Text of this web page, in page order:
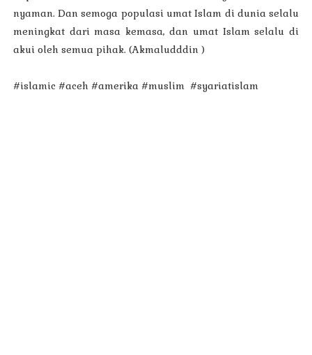
nyaman. Dan semoga populasi umat Islam di dunia selalu
meningkat dari masa kemasa, dan umat Islam selalu di
akui oleh semua pihak. (Akmaludddin )
#islamic #aceh #amerika #muslim #syariatislam